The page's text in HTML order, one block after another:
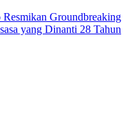
Resmikan Groundbreaking
yang Dinanti 28 Tahun